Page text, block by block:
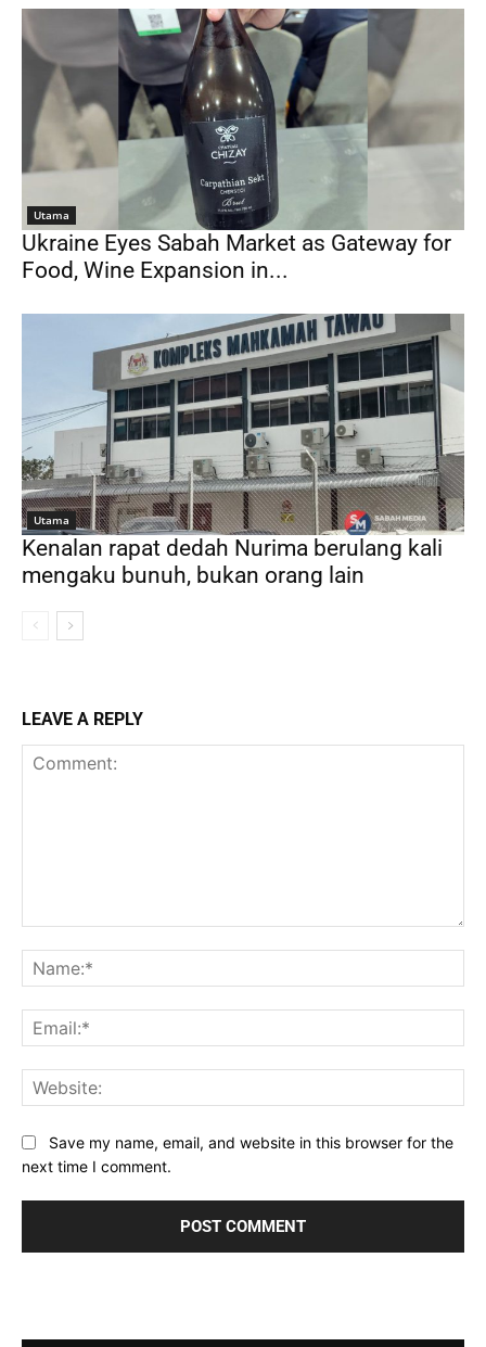
Utama
Ukraine Eyes Sabah Market as Gateway for
Food, Wine Expansion in...
Utama
Kenalan rapat dedah Nurima berulang kali
mengaku bunuh, bukan orang lain
LEAVE A REPLY
Save my name, email, and website in this browser for the
next time I comment.